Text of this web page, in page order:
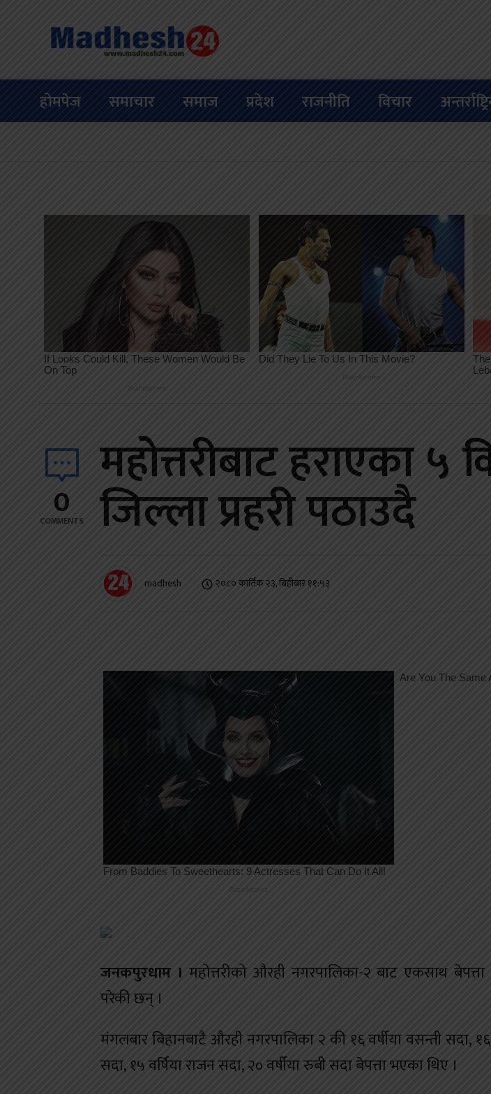
होमपेज समाचार समाज प्रदेश राजनीति विचार
0
COMMENTS
महोत्तरीबाट हराएका
जिल्ला प्रहरी पठाउदै
madhesh २०८० कार्तिक २३, बिहीबार ११:५३
जनकपुरधाम । महोत्तरीको औरही नगरपालिका-२ बाट एकसाथ
परेकी छन् ।
मंगलबार बिहानबाटै औरही नगरपालिका २ की १६ वर्षीया वसन्ती सदा, १६
सदा, १५ वर्षिया राजन सदा, २० वर्षीया रुबी सदा बेपत्ता भएका थिए ।